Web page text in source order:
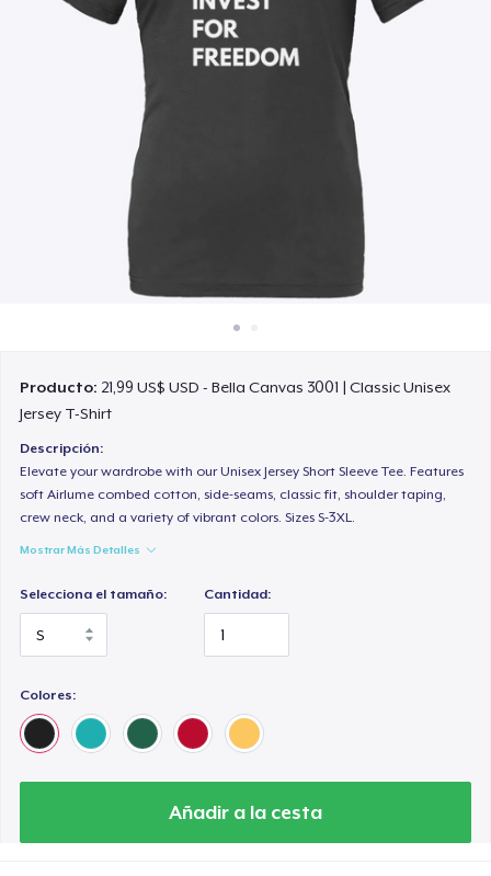
Venda en todas partes
Producto: 21,99 US$ USD - Bella Canvas 3001 | Classic Unisex
Jersey T-Shirt
Descripción:
Elevate your wardrobe with our Unisex Jersey Short Sleeve Tee. Features
soft Airlume combed cotton, side-seams, classic fit, shoulder taping,
crew neck, and a variety of vibrant colors. Sizes S-3XL.
Mostrar Más Detalles
Selecciona el tamaño: Cantidad:
Colores:
Añadir a la cesta